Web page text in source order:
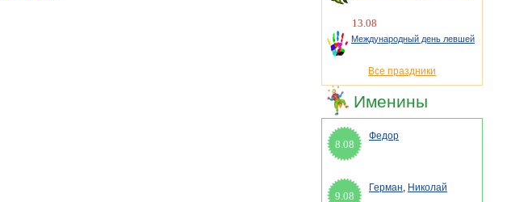
13.08
Международный день левшей
Все праздники
Именины
8.08
Федор
9.08
Герман, Николай